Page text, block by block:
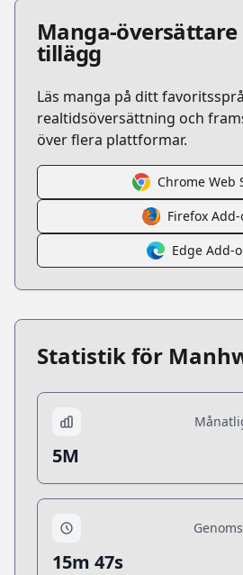
Manga-
tillägg
Läs manga på ditt
realtidsöversättning och
över flera plattformar.
Chrome Web
Firefox Add-
Edge Add-
Statistik för
5M
15m 47s